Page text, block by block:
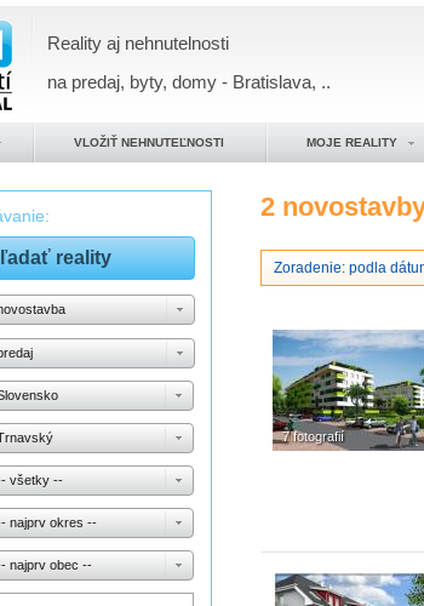
Reality aj nehnutelnosti
na predaj, byty, domy - Bratislava, ..
VLOŽIŤ NEHNUTEĽNOSTI MOJE REALITY
všetky --
najprv okres --
najprv obec --
2
Zoradenie: podla
7 fotografií